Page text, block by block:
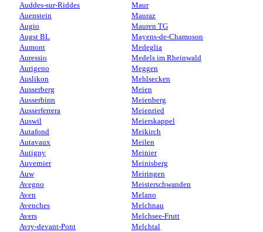
Auddes-sur-Riddes
Auenstein
Augio
Augst BL
Aumont
Auressio
Aurigeno
Auslikon
Ausserberg
Ausserbinn
Ausserferrera
Auswil
Autafond
Autavaux
Autigny
Auvernier
Auw
Avegno
Aven
Avenches
Avers
Avry-devant-Pont
Maur
Mauraz
Mauren TG
Mayens-de-Chamoson
Medeglia
Medels im Rheinwald
Meggen
Mehlsecken
Meien
Meienberg
Meienried
Meierskappel
Meikirch
Meilen
Meinier
Meinisberg
Meiringen
Meisterschwanden
Melano
Melchnau
Melchsee-Frutt
Melchtal